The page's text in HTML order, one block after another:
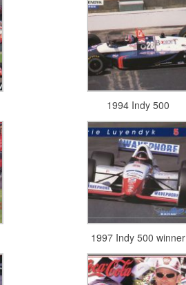
1994 Indy 500
1997 Indy 500 winner